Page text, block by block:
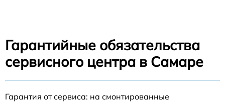
Гарантийные обязательства
сервисного центра в Самаре
Гарантия от сервиса: на смонтированные